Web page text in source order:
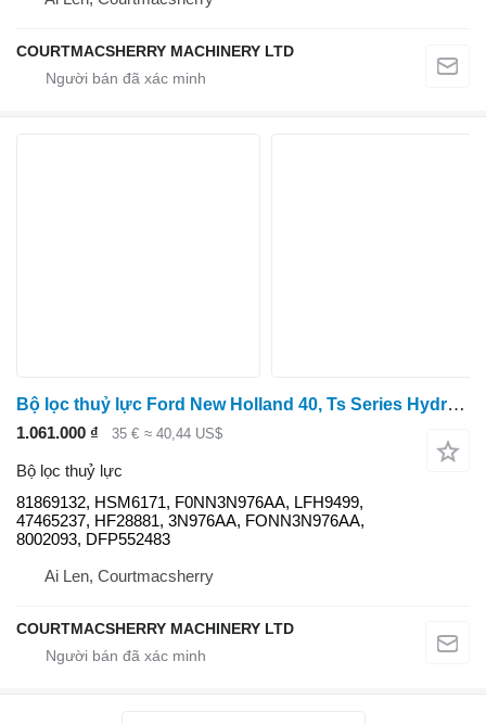
COURTMACSHERRY MACHINERY LTD
Bộ lọc thuỷ lực Ford New Holland 40, Ts Series Hydraulic Filter 81869132, F0nn3n976aa dành cho máy kéo bánh lốp
1.061.000 ₫ 35 € ≈ 40,44 US$
Bộ lọc thuỷ lực
81869132, HSM6171, F0NN3N976AA, LFH9499,
47465237, HF28881, 3N976AA, FONN3N976AA,
8002093, DFP552483
Ai Len, Courtmacsherry
COURTMACSHERRY MACHINERY LTD